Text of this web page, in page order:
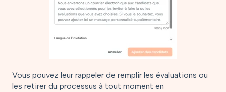
Vous pouvez leur rappeler de remplir les évaluations ou
les retirer du processus à tout moment en